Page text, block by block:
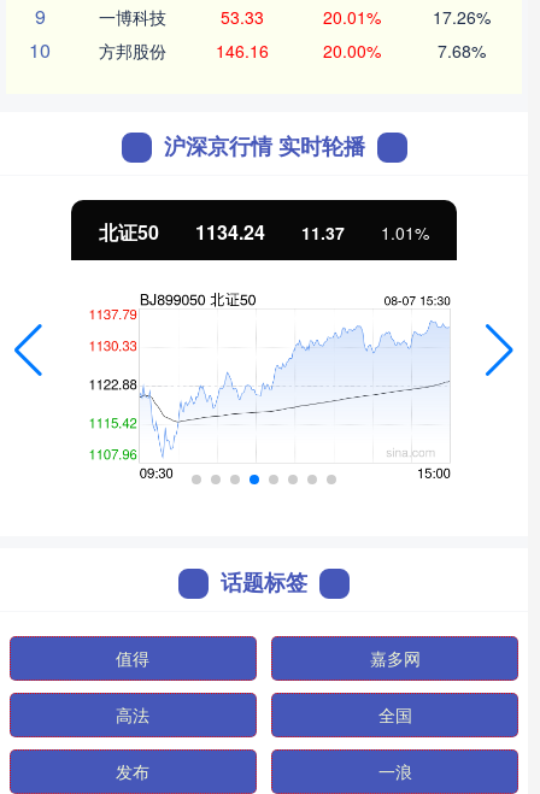
9 一博科技 53.33 20.01% 17.26%
10 方邦股份 146.16 20.00% 7.68%
沪深京行情 实时轮播
北证50 1134.24 11.37 1.01%
话题标签
值得 嘉多网
高法 全国
发布 一浪